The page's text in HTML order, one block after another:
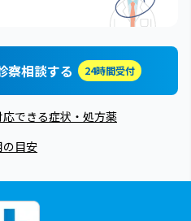
察相談する 24時間受付
できる症状・処方薬
の目安